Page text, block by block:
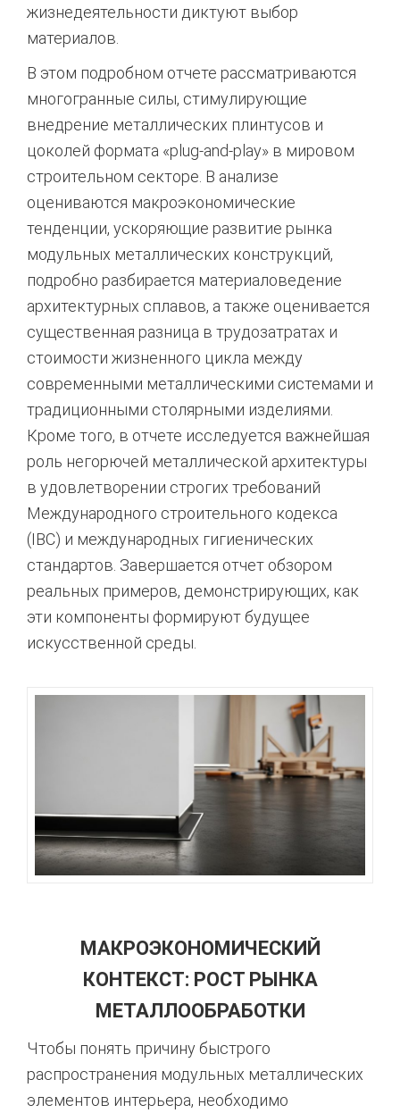
жизнедеятельности диктуют выбор
материалов.
В этом подробном отчете рассматриваются
многогранные силы, стимулирующие
внедрение металлических плинтусов и
цоколей формата «plug-and-play» в мировом
строительном секторе. В анализе
оцениваются макроэкономические
тенденции, ускоряющие развитие рынка
модульных металлических конструкций,
подробно разбирается материаловедение
архитектурных сплавов, а также оценивается
существенная разница в трудозатратах и
стоимости жизненного цикла между
современными металлическими системами и
традиционными столярными изделиями.
Кроме того, в отчете исследуется важнейшая
роль негорючей металлической архитектуры
в удовлетворении строгих требований
Международного строительного кодекса
(IBC) и международных гигиенических
стандартов. Завершается отчет обзором
реальных примеров, демонстрирующих, как
эти компоненты формируют будущее
искусственной среды.
МАКРОЭКОНОМИЧЕСКИЙ
КОНТЕКСТ: РОСТ РЫНКА
МЕТАЛЛООБРАБОТКИ
Чтобы понять причину быстрого
распространения модульных металлических
элементов интерьера, необходимо